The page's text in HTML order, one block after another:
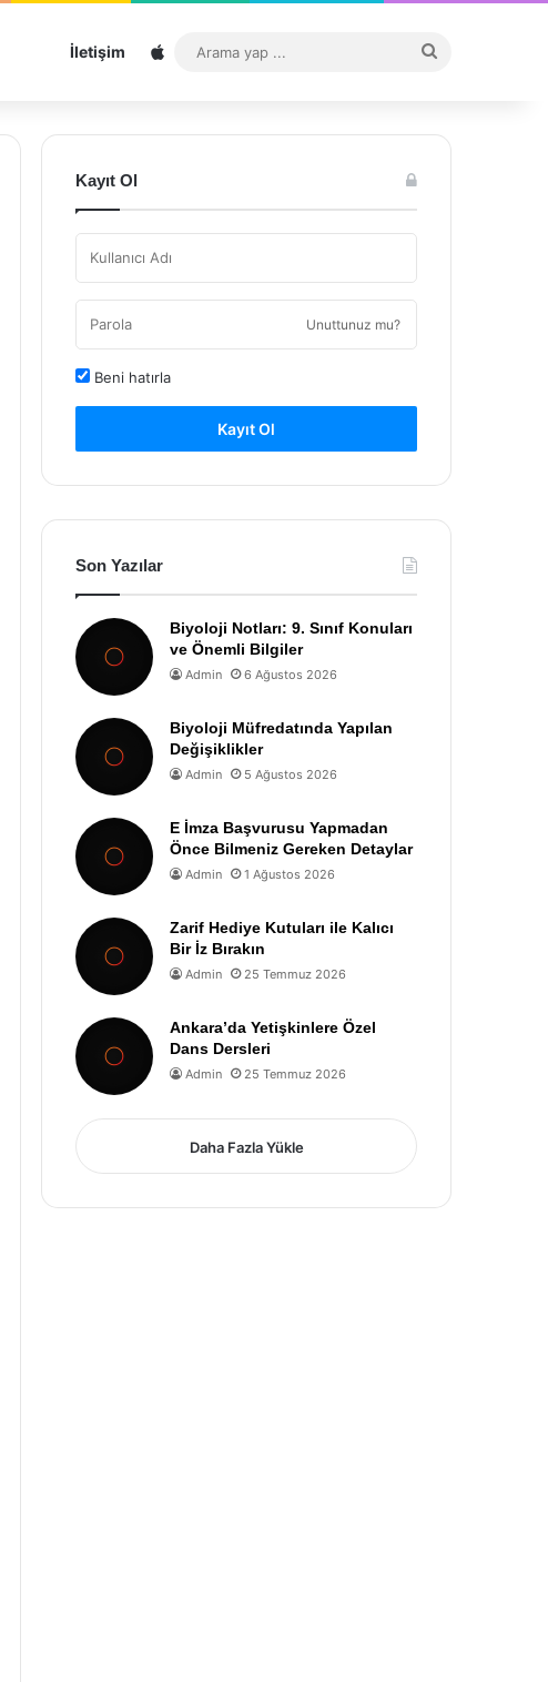
İletişim Sitemap
...
Kayıt Ol
Unuttunuz mu?
Beni hatırla
Kayıt Ol
Son Yazılar
Biyoloji Notları: 9. Sınıf Konuları
ve Önemli Bilgiler
Admin 6 Ağustos 2026
Biyoloji Müfredatında Yapılan
Değişiklikler
Admin 5 Ağustos 2026
E İmza Başvurusu Yapmadan
Önce Bilmeniz Gereken Detaylar
Admin 1 Ağustos 2026
Zarif Hediye Kutuları ile Kalıcı
Bir İz Bırakın
Admin 25 Temmuz 2026
Ankara’da Yetişkinlere Özel
Dans Dersleri
Admin 25 Temmuz 2026
Daha Fazla Yükle